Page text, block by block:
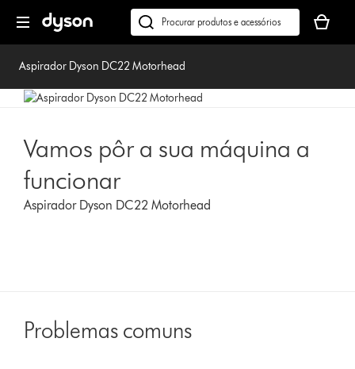
seguinte
Pesquisar
em
dyson.pt
seu
cesto
Aspirador Dyson DC22 Motorhead
Vamos pôr a sua máquina a
funcionar
Aspirador Dyson DC22 Motorhead
Problemas comuns